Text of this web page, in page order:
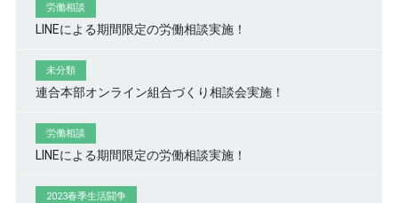
労働相談
LINEによる期間限定の労働相談実施！
未分類
連合本部オンライン組合づくり相談会実施！
労働相談
LINEによる期間限定の労働相談実施！
2023春季生活闘争